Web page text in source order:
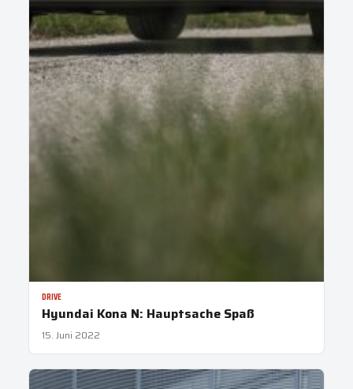
DRIVE
Hyundai Kona N: Hauptsache Spaß
15. Juni 2022